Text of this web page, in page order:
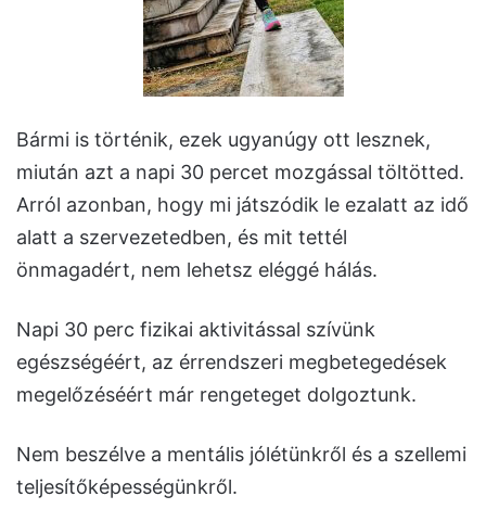
Bármi is történik, ezek ugyanúgy ott lesznek,
miután azt a napi 30 percet mozgással töltötted.
Arról azonban, hogy mi játszódik le ezalatt az idő
alatt a szervezetedben, és mit tettél
önmagadért, nem lehetsz eléggé hálás.
Napi 30 perc fizikai aktivitással szívünk
egészségéért, az érrendszeri megbetegedések
megelőzéséért már rengeteget dolgoztunk.
Nem beszélve a mentális jólétünkről és a szellemi
teljesítőképességünkről.